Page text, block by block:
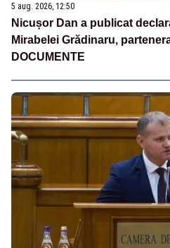
5 aug. 2026, 12:50
Nicușor Dan a publicat
Mirabelei Grădinaru,
DOCUMENTE